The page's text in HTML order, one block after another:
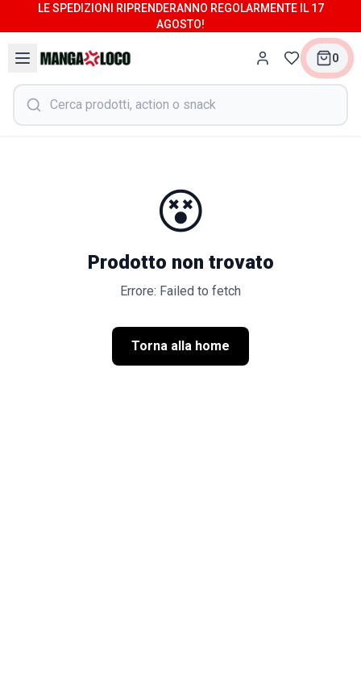
LE SPEDIZIONI RIPRENDERANNO REGOLARMENTE IL 17
AGOSTO!
0
😵
Prodotto non trovato
Errore: Failed to fetch
Torna alla home